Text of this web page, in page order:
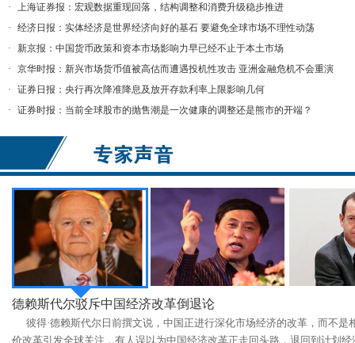
·
上海证券报：宏观数据重现回落，结构调整和消费升级稳步推进
·
经济日报：实体经济是世界经济向好的基石 要避免全球市场不理性动荡
·
新京报：中国货币政策和资本市场影响力早已经不止于本土市场
·
京华时报：新兴市场货币值被高估而遭遇投机性攻击 亚洲金融危机不会重演
·
证券日报：央行再次降准降息及放开存款利率上限影响几何
·
证券时报：当前全球股市的抛售潮是一次健康的调整还是熊市的开端？
德赖斯代尔驳斥中国经济改革倒退论
彼得·德赖斯代尔日前撰文说，中国正进行深化市场经济的改革，而不是
价改革引发全球关注，有人误以为中国经济改革正走回头路，退回到计划